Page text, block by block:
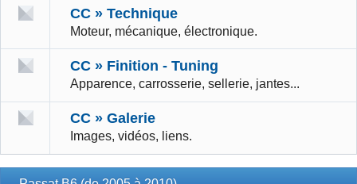
CC » Technique
Moteur, mécanique, électronique.
CC » Finition - Tuning
Apparence, carrosserie, sellerie, jantes...
CC » Galerie
Images, vidéos, liens.